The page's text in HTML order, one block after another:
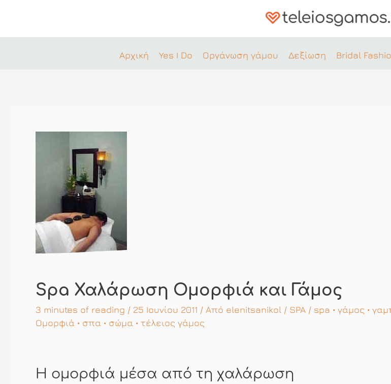
περιεχόμενο
Αρχική Yes I Do Οργάνωση γάμου Δεξίωση Bridal
Spa Χαλάρωση Ομορφιά και Γάμος
3 minutes of reading / 25 Ιουνίου 2011 / Από elenitsanikol / SPA / spa • γάμος •
Ομορφιά • σπα • σώμα • τέλειος γάμος
Η ομορφιά μέσα από τη χαλάρωση